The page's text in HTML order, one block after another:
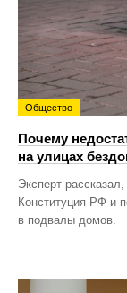
Общество
Почему
на улицах
Эксперт
Конституция РФ и
в подвалы домов.